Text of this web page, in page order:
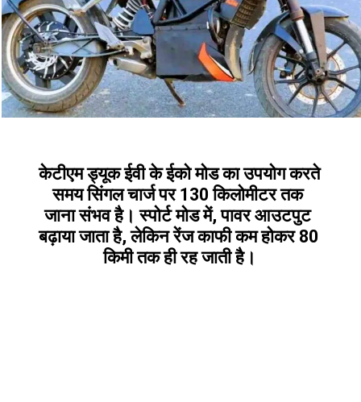
केटीएम ड्यूक ईवी के ईको मोड का उपयोग करते
समय सिंगल चार्ज पर 130 किलोमीटर तक
जाना संभव है। स्पोर्ट मोड में, पावर आउटपुट
बढ़ाया जाता है, लेकिन रेंज काफी कम होकर 80
किमी तक ही रह जाती है।